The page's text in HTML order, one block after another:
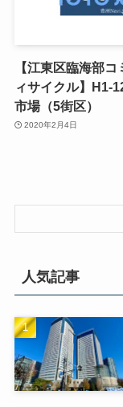
【江東区臨海部
ィサイクル】H1-
市場（5街区）
2020年2月4日
人気記事